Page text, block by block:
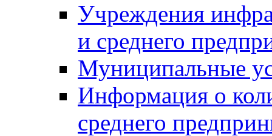
Учреждения
и среднего
Муниципальные
Информация о
среднего